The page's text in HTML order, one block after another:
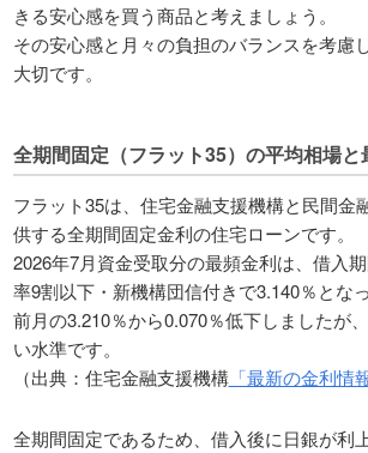
きる安心感を買う商品と考えましょう。
その安心感と月々の負担のバランスを考慮
大切です。
全期間固定（フラット35）の平均相場と
フラット35は、住宅金融支援機構と民間金
供する全期間固定金利の住宅ローンです。
2026年7月資金受取分の最頻金利は、借入
率9割以下・新機構団信付きで3.140％となっ
前月の3.210％から0.070％低下しましたが
い水準です。
（出典：住宅金融支援機構「最新の金利情報
全期間固定であるため、借入後に日銀が利